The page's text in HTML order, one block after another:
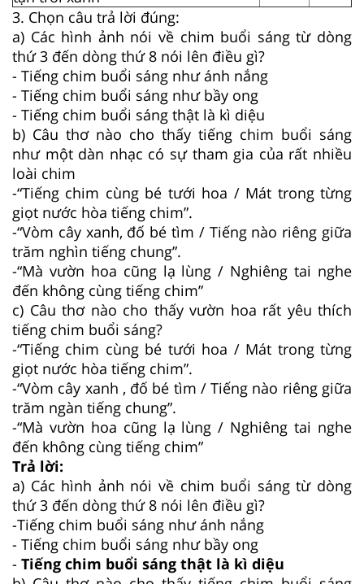
3. Chọn câu trả lời đúng:
a) Các hình ảnh nói về chim buổi sáng từ dòng
thứ 3 đến dòng thứ 8 nói lên điều gì?
- Tiếng chim buổi sáng như ánh nắng
- Tiếng chim buổi sáng như bầy ong
- Tiếng chim buổi sáng thật là kì diệu
b) Câu thơ nào cho thấy tiếng chim buổi sáng
như một dàn nhạc có sự tham gia của rất nhiều
loài chim
-“Tiếng chim cùng bé tưới hoa / Mát trong từng
giọt nước hòa tiếng chim”.
-“Vòm cây xanh, đố bé tìm / Tiếng nào riêng giữa
trăm nghìn tiếng chung”.
-“Mà vườn hoa cũng lạ lùng / Nghiêng tai nghe
đến không cùng tiếng chim”
c) Câu thơ nào cho thấy vườn hoa rất yêu thích
tiếng chim buổi sáng?
-“Tiếng chim cùng bé tưới hoa / Mát trong từng
giọt nước hòa tiếng chim”.
-“Vòm cây xanh , đố bé tìm / Tiếng nào riêng giữa
trăm ngàn tiếng chung”.
-“Mà vườn hoa cũng lạ lùng / Nghiêng tai nghe
đến không cùng tiếng chim”
Trả lời:
a) Các hình ảnh nói về chim buổi sáng từ dòng
thứ 3 đến dòng thứ 8 nói lên điều gì?
-Tiếng chim buổi sáng như ánh nắng
- Tiếng chim buổi sáng như bầy ong
- Tiếng chim buổi sáng thật là kì diệu